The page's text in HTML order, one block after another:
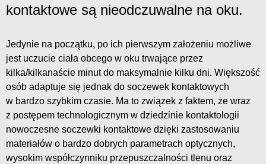
kontaktowe są nieodczuwalne na oku.
Jedynie na początku, po ich pierwszym założeniu możliwe
jest uczucie ciała obcego w oku trwające przez
kilka/kilkanaście minut do maksymalnie kilku dni. Większość
osób adaptuje się jednak do soczewek kontaktowych
w bardzo szybkim czasie. Ma to związek z faktem, że wraz
z postępem technologicznym w dziedzinie kontaktologii
nowoczesne soczewki kontaktowe dzięki zastosowaniu
materiałów o bardzo dobrych parametrach optycznych,
wysokim współczynniku przepuszczalności tlenu oraz